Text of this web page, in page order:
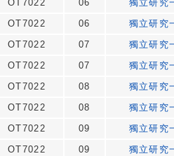
OT7022 06
獨立研究
OT7022 06
獨立研究
OT7022 07
獨立研究
OT7022 07
獨立研究
OT7022 08
獨立研究
OT7022 08
獨立研究
OT7022 09
獨立研究
OT7022 09
獨立研究